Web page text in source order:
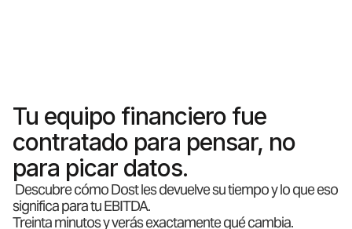
Tu equipo financiero fue
contratado para pensar, no
para picar datos.
Descubre cómo Dost les devuelve su tiempo y lo que eso
significa para tu EBITDA.
Treinta minutos y verás exactamente qué cambia.